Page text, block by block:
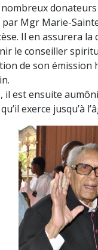
Mgr Marie-
Il en assurera
le conseiller
de son émission
il est ensuite
exerce jusqu’à